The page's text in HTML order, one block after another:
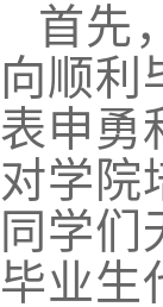
首先
向顺利
表申勇
对学院
同学们
毕业生